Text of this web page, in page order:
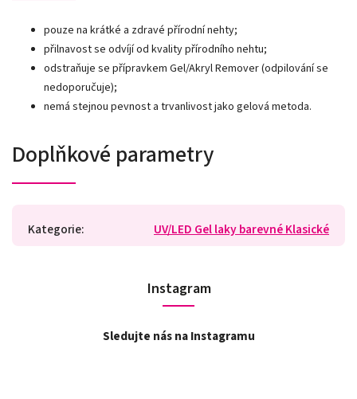
pouze na krátké a zdravé přírodní nehty;
přilnavost se odvíjí od kvality přírodního nehtu;
odstraňuje se přípravkem Gel/Akryl Remover (odpilování se
nedoporučuje);
nemá stejnou pevnost a trvanlivost jako gelová metoda.
Doplňkové parametry
Kategorie: UV/LED Gel laky barevné Klasické
Instagram
Sledujte nás na Instagramu